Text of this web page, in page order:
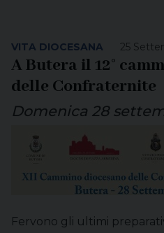
25
VITA DIOCESANA
A Butera il 12°
delle Confraternite
Domenica 28
Fervono gli ultimi